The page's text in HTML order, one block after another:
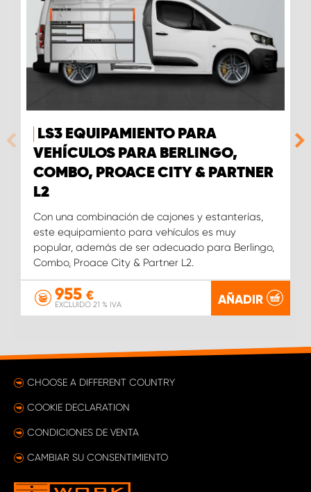
LS3 EQUIPAMIENTO PARA
VEHÍCULOS PARA BERLINGO,
COMBO, PROACE CITY & PARTNER
L2
Con una combinación de cajones y estanterías,
este equipamiento para vehículos es muy
popular, además de ser adecuado para Berlingo,
Combo, Proace City & Partner L2.
955 €
EXCLUIDO 21 % IVA AÑADIR
CHOOSE A DIFFERENT COUNTRY
COOKIE DECLARATION
CONDICIONES DE VENTA
CAMBIAR SU CONSENTIMIENTO